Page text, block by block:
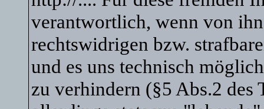
verantwortlich, wenn von
rechtswidrigen bzw.
und es uns technisch
zu verhindern (§5 Abs.2